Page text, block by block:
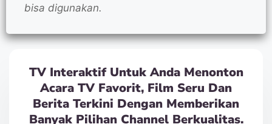
bisa digunakan.
TV Interaktif Untuk Anda Menonton
Acara TV Favorit, Film Seru Dan
Berita Terkini Dengan Memberikan
Banyak Pilihan Channel Berkualitas.